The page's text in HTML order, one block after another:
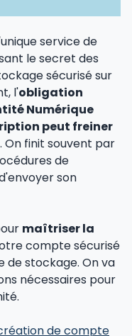
service de
le secret des
sécurisé sur
l'obligation
Numérique
peut freiner
On finit souvent par
de
son
maîtriser la
compte sécurisé
de stockage. On va
nécessaires pour
de compte